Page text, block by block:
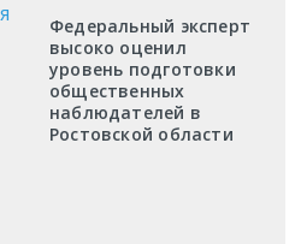
Федеральный эксперт
высоко оценил
уровень подготовки
общественных
наблюдателей в
Ростовской области